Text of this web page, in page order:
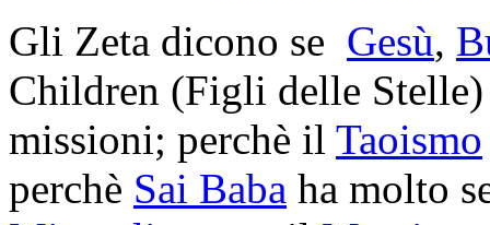
Gli Zeta dicono se Gesù,
Children (Figli delle
missioni; perchè il Taoismo
perchè Sai Baba ha molto